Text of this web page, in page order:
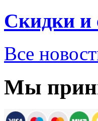
Скидки и
Все
Мы